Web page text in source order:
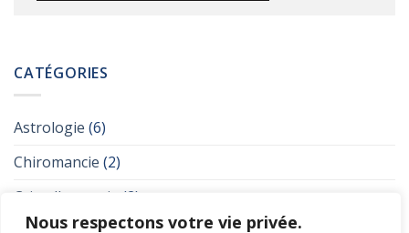
Nous respectons votre vie privée.
CATÉGORIES
Astrologie (6)
Chiromancie (2)
Cristallomancie
(2)